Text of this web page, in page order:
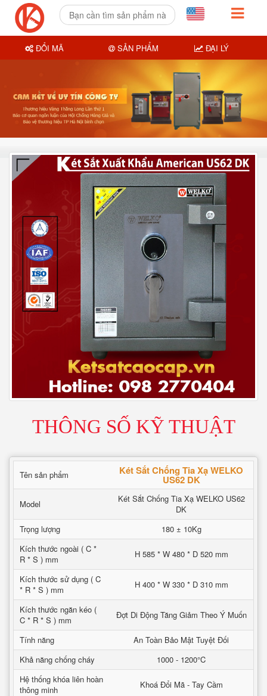
THÔNG SỐ KỸ THUẬT
Tên sản phẩm Két Sắt Chống Tia Xạ WELKO
US62 DK
Model
Két Sắt Chống Tia Xạ WELKO US62
DK
Trọng lượng
180 ± 10Kg
Kích thước ngoài ( C *
R * S ) mm
H 585 * W 480 * D 520 mm
Kích thước sử dụng ( C
* R * S ) mm
H 400 * W 330 * D 310 mm
Kích thước ngăn kéo (
C * R * S ) mm
Đợt Di Động Tăng Giảm Theo Ý Muốn
Tính năng
An Toàn Bảo Mật Tuyệt Đối
Khả năng chống cháy
1000 - 1200°C
Hệ thống khóa liên hoàn
thông minh
Khoá Đổi Mã - Tay Cầm
ĐỔI MÃ SẢN PHẨM ĐẠI LÝ